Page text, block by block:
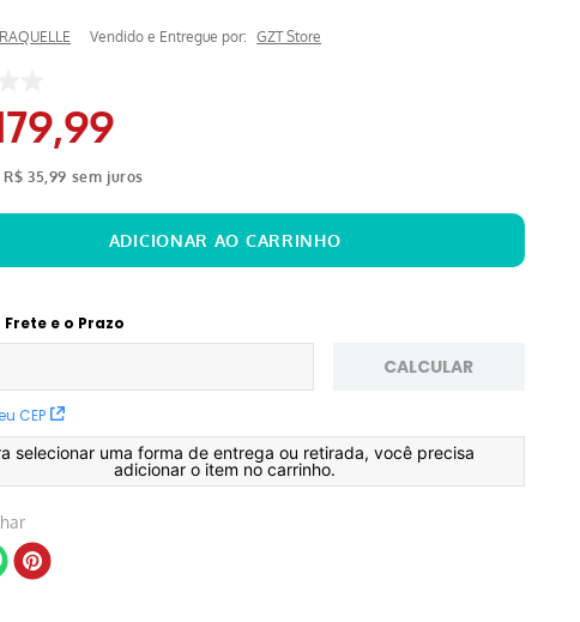
Vendido e Entregue por: GZT Store
,99
R$ 35,99 sem juros
e o Prazo
CEP
CALCULAR
selecionar uma forma de entrega ou retirada, você precisa
adicionar o item no carrinho.